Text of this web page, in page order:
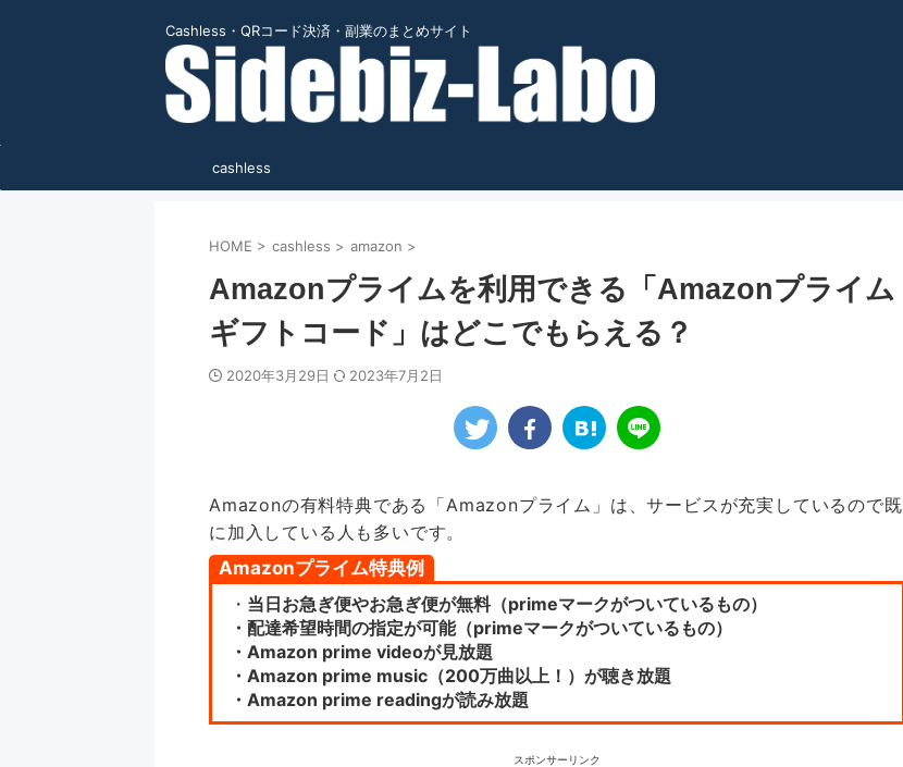
Cashless・QRコード決済・副業のまとめサイト
cashless
HOME > cashless > amazon >
Amazonプライムを利用できる「Amazonプライム
ギフトコード」はどこでもらえる？
2020年3月29日 2023年7月2日
Amazonの有料特典である「Amazonプライム」は、サービスが充実しているので既
に加入している人も多いです。
Amazonプライム特典例
・ 当日お急ぎ便やお急ぎ便が無料（primeマークがついているもの）
・配達希望時間の指定が可能（primeマークがついているもの）
・Amazon prime videoが見放題
・Amazon prime music（200万曲以上！）が聴き放題
・Amazon prime readingが読み放題
スポンサーリンク